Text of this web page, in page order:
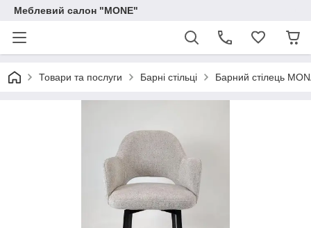
Меблевий салон "MONE"
Товари та послуги Барні стільці Барний стілець